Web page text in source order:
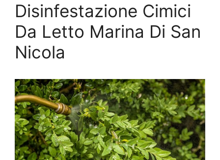
Disinfestazione Cimici
Da Letto Marina Di San
Nicola